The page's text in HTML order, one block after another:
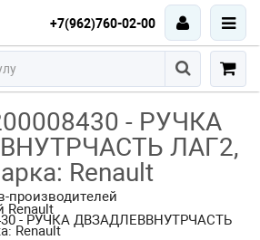
+7(962)760-02-00
- РУЧКА
ЛАГ2,
Renault
производителей
Renault
- РУЧКА ДВЗАДЛЕВВНУТРЧАСТЬ
Renault